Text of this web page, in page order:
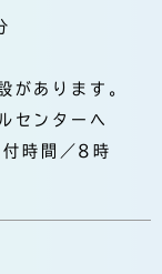
があります。
センターへ
時間／8時